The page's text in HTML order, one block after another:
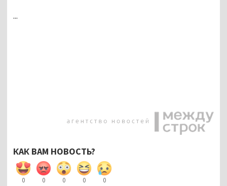
...
КАК ВАМ НОВОСТЬ?
0 0 0 0 0